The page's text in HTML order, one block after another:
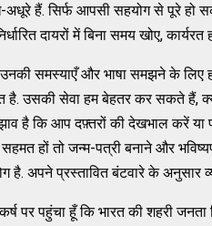
हैं. सिर्फ आपसी सहयोग से पूरे हो
दायरों में बिना समय खोए, कार्यरत
उनकी समस्याएँ और भाषा समझने के
उसकी सेवा हम बेहतर कर सकते हैं,
है कि आप दफ़्तरों की देखभाल करें
हों तो जन्म-पत्री बनाने और
है. अपने प्रस्तावित बंटवारे के
पर पहुंचा हूँ कि भारत की शहरी